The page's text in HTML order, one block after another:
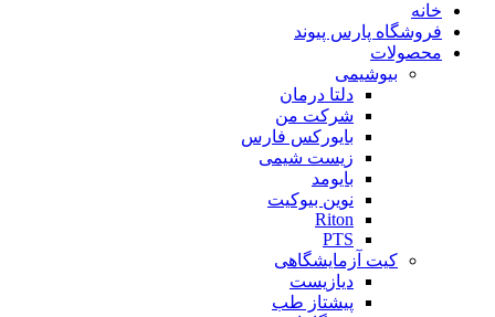
خانه
فروشگاه پارس پیوند
محصولات
بیوشیمی
دلتا درمان
شرکت من
بایورکس فارس
زیست شیمی
بایومد
نوین بیوکیت
Riton
PTS
کیت آزمایشگاهی
دیازیست
پیشتاز طب